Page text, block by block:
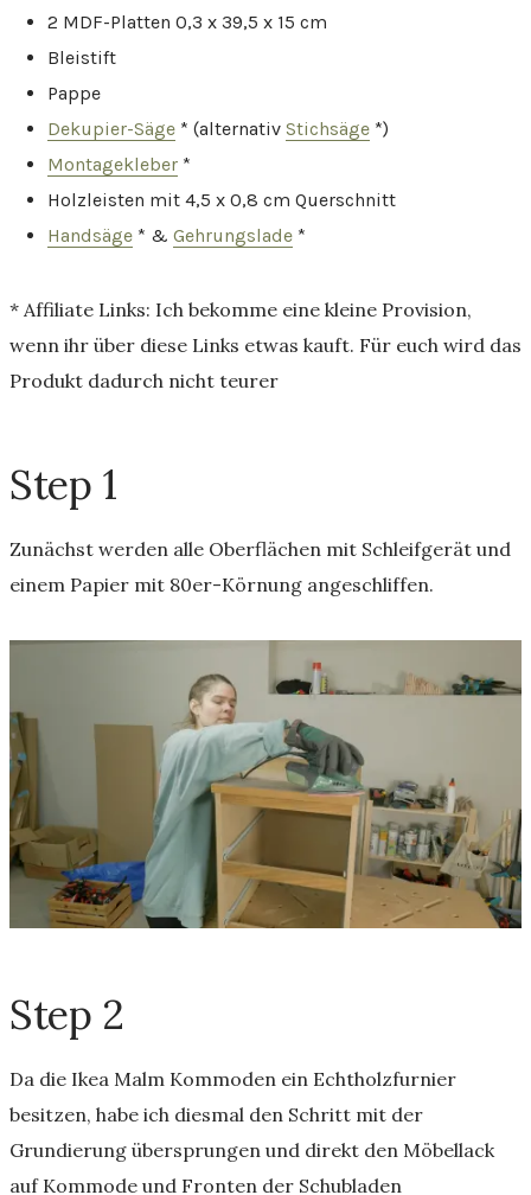
2 MDF-Platten 0,3 x 39,5 x 15 cm
Bleistift
Pappe
Dekupier-Säge * (alternativ Stichsäge *)
Montagekleber *
Holzleisten mit 4,5 x 0,8 cm Querschnitt
Handsäge * & Gehrungslade *
* Affiliate Links: Ich bekomme eine kleine Provision,
wenn ihr über diese Links etwas kauft. Für euch wird das
Produkt dadurch nicht teurer
Step 1
Zunächst werden alle Oberflächen mit Schleifgerät und
einem Papier mit 80er-Körnung angeschliffen.
Step 2
Da die Ikea Malm Kommoden ein Echtholzfurnier
besitzen, habe ich diesmal den Schritt mit der
Grundierung übersprungen und direkt den Möbellack
auf Kommode und Fronten der Schubladen